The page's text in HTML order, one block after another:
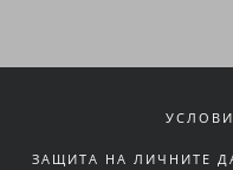
ЗАЩИТА НА ЛИЧНИТЕ